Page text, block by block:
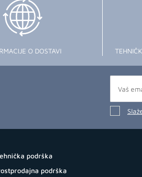
O DOSTAVI
podrška
podrška